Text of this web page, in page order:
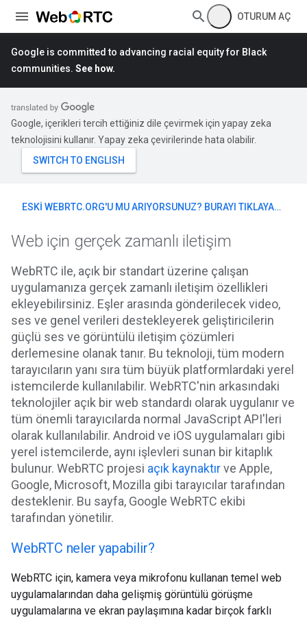
OTURUM AÇ
Google is committed to advancing racial equity for Black
communities. See how.
Google, içerikleri tercih ettiğiniz dile çevirmek için yapay zeka
teknolojisini kullanır. Yapay zeka çevirilerinde hata olabilir.
ESKI WEBRTC.ORG'U MU ARIYORSUNUZ? BURAYI TIKLAYARAK
Web için gerçek zamanlı iletişim
WebRTC ile, açık bir standart üzerine çalışan
uygulamanıza gerçek zamanlı iletişim özellikleri
ekleyebilirsiniz. Eşler arasında gönderilecek video,
ses ve genel verileri destekleyerek geliştiricilerin
güçlü ses ve görüntülü iletişim çözümleri
derlemesine olanak tanır. Bu teknoloji, tüm modern
tarayıcıların yanı sıra tüm büyük platformlardaki yerel
istemcilerde kullanılabilir. WebRTC'nin arkasındaki
teknolojiler açık bir web standardı olarak uygulanır ve
tüm önemli tarayıcılarda normal JavaScript API'leri
olarak kullanılabilir. Android ve iOS uygulamaları gibi
yerel istemcilerde, aynı işlevleri sunan bir kitaplık
bulunur. WebRTC projesi açık kaynaktırve Apple,
Google, Microsoft, Mozilla gibi tarayıcılar tarafından
desteklenir. Bu sayfa, Google WebRTC ekibi
tarafından yönetilir.
WebRTC neler yapabilir?
WebRTC için, kamera veya mikrofonu kullanan temel web
uygulamalarından daha gelişmiş görüntülü görüşme
uygulamalarına ve ekran paylaşımına kadar birçok farklı